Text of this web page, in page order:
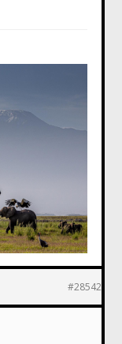
#28542